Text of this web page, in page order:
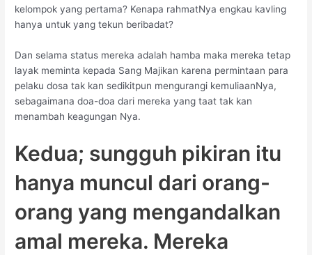
kelompok yang pertama? Kenapa rahmatNya engkau kavling
hanya untuk yang tekun beribadat?
Dan selama status mereka adalah hamba maka mereka tetap
layak meminta kepada Sang Majikan karena permintaan para
pelaku dosa tak kan sedikitpun mengurangi kemuliaanNya,
sebagaimana doa-doa dari mereka yang taat tak kan
menambah keagungan Nya.
Kedua; sungguh pikiran itu
hanya muncul dari orang-
orang yang mengandalkan
amal mereka. Mereka